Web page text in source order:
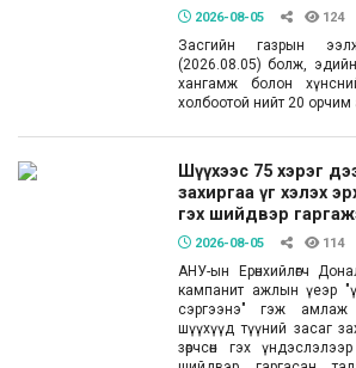
2026-08-05 124
Засгийн газрын
(2026.08.05) болж, эдийн
хангамж болон
холбоотой нийт 20
Шүүхээс 75 хэрэг
захиргаа үг хэлэх эрх
гэх шийдвэр
2026-08-05 114
АНУ-ын Ерөнхийлөгч
кампанит ажлын үеэр "үг
сэргээнэ" гэж
шүүхүүд түүний засаг
зөрчсөн гэх